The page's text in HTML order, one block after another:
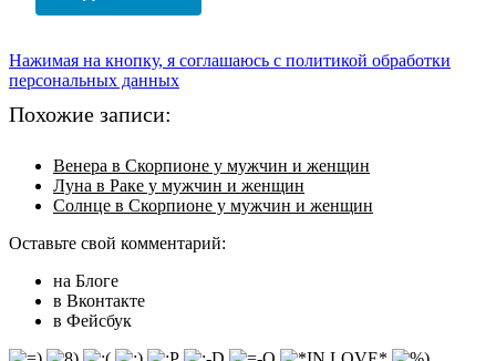
Нажимая на кнопку, я соглашаюсь с политикой обработки
персональных данных
Похожие записи:
Венера в Скорпионе у мужчин и женщин
Луна в Раке у мужчин и женщин
Солнце в Скорпионе у мужчин и женщин
Оставьте свой комментарий:
на Блоге
в Вконтакте
в Фейсбук